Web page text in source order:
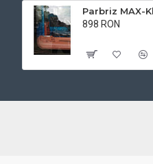
Parbriz MAX-
898 RON